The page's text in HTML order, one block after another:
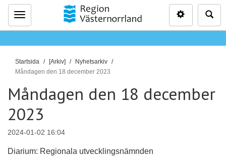
Meny
D
u
ä
r
h
ä
r
:
Startsida [Arkiv]
Nyhetsarkiv
Måndagen den 18 december 2023
Måndagen den 18 december
2023
2024-01-02 16:04
Diarium: Regionala utvecklingsnämnden